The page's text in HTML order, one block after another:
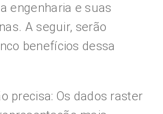
engenharia e suas
A seguir, serão
benefícios dessa
precisa: Os dados raster